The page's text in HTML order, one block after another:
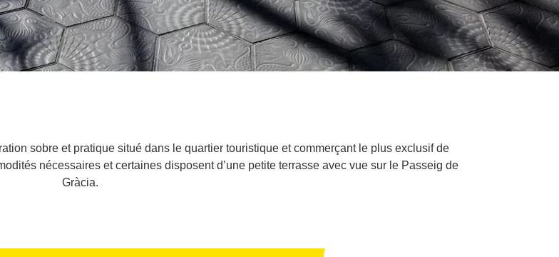
sobre et pratique situé dans le quartier touristique et commerçant le plus exclusif de
nécessaires et certaines disposent d’une petite terrasse avec vue sur le Passeig de
Gràcia.